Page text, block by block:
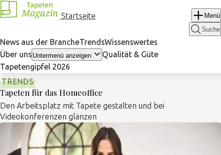
Navigation
überspringen
Startseite
Menü
Suche
News aus der BrancheTrendsWissenswertes
Über uns Untermenü anzeigen
Qualität & Güte
Tapetengipfel 2026
TRENDS
Tapeten für das Homeoffice
Den Arbeitsplatz mit Tapete gestalten und bei
Videokonferenzen glänzen